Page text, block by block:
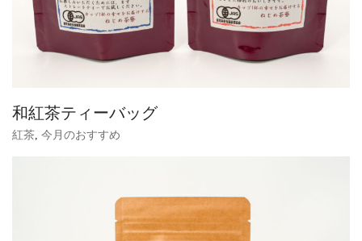
和紅茶ティーバッグ
紅茶, 今月のおすすめ